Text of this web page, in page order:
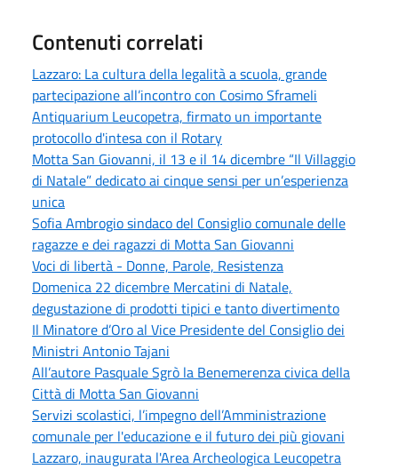
Contenuti correlati
Lazzaro: La cultura della legalità a scuola, grande
partecipazione all’incontro con Cosimo Sframeli
Antiquarium Leucopetra, firmato un importante
protocollo d'intesa con il Rotary
Motta San Giovanni, il 13 e il 14 dicembre “Il Villaggio
di Natale” dedicato ai cinque sensi per un’esperienza
unica
Sofia Ambrogio sindaco del Consiglio comunale delle
ragazze e dei ragazzi di Motta San Giovanni
Voci di libertà - Donne, Parole, Resistenza
Domenica 22 dicembre Mercatini di Natale,
degustazione di prodotti tipici e tanto divertimento
Il Minatore d’Oro al Vice Presidente del Consiglio dei
Ministri Antonio Tajani
All’autore Pasquale Sgrò la Benemerenza civica della
Città di Motta San Giovanni
Servizi scolastici, l’impegno dell’Amministrazione
comunale per l'educazione e il futuro dei più giovani
Lazzaro, inaugurata l'Area Archeologica Leucopetra